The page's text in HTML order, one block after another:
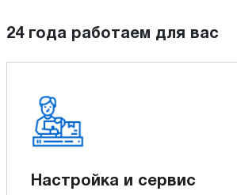
24 года работаем для вас
Настройка и сервис